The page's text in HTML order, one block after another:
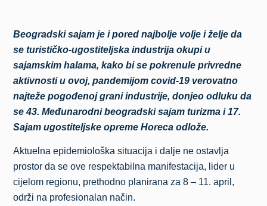
Beogradski sajam je i pored najbolje volje i želje da
se turističko-ugostiteljska industrija okupi u
sajamskim halama, kako bi se pokrenule privredne
aktivnosti u ovoj, pandemijom covid-19 verovatno
najteže pogođenoj grani industrije, donjeo odluku da
se 43. Međunarodni beogradski sajam turizma i 17.
Sajam ugostiteljske opreme Horeca odlože.
Aktuelna epidemiološka situacija i dalje ne ostavlja
prostor da se ove respektabilna manifestacija, lider u
cijelom regionu, prethodno planirana za 8 – 11. april,
održi na profesionalan način.